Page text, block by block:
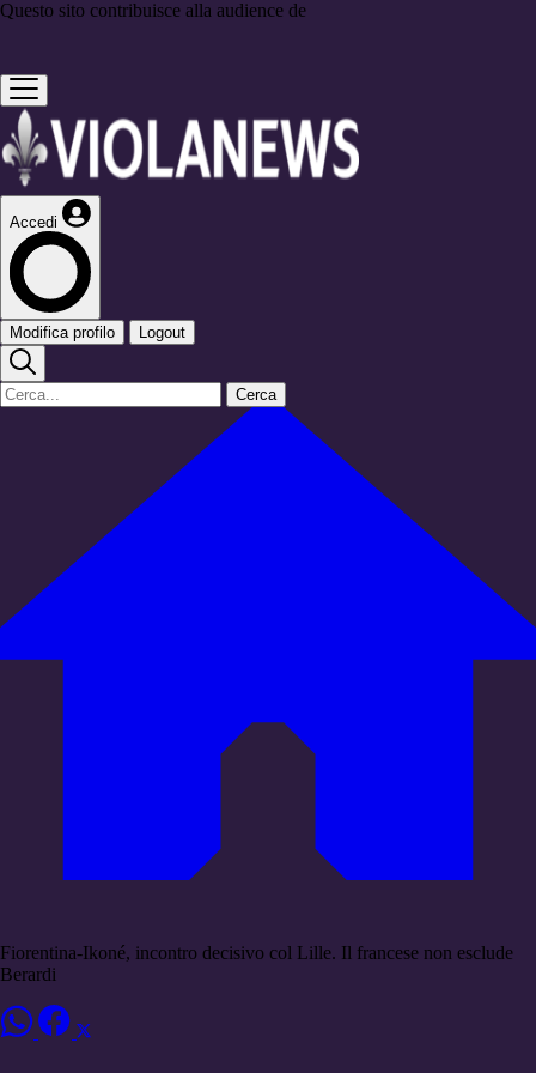
Questo sito contribuisce alla audience de
Accedi
Modifica profilo Logout
Cerca
Fiorentina-Ikoné, incontro decisivo col Lille. Il francese non esclude
Berardi